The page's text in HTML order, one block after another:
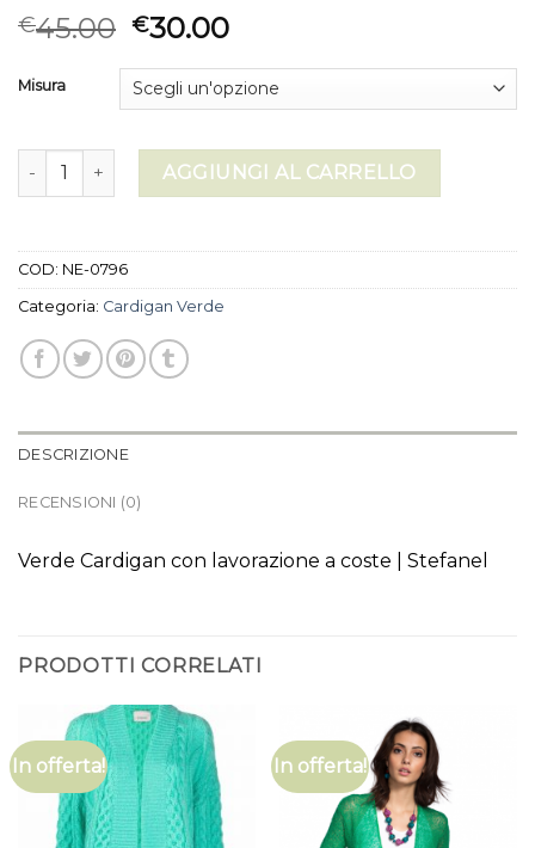
€45.00 €30.00
Misura
cardigan verde quantitàAGGIUNGI AL CARRELLO
COD: NE-0796
Categoria: Cardigan Verde
DESCRIZIONE
RECENSIONI (0)
Verde Cardigan con lavorazione a coste | Stefanel
PRODOTTI CORRELATI
In offerta! In offerta!